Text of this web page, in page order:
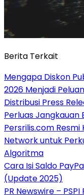
Berita Terkait
Mengapa Diskon
2026 Menjadi
Distribusi Press
Perluas Jangkauan
Persrilis.com
Network untuk
Algoritma
Cara Isi Saldo
(Update 2025)
PR Newswire –